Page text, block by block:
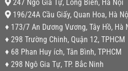
247 Ngô Gia Tự, Long Biên, Hà Nội
196/24A Cầu Giấy, Quan Hoa, Hà
♦ 173/7 An Dương Vương, Tây Hồ, Hà
♦ 298 Trường Chinh, Quận 12, TPHCM
♦ 68 Phan Huy ích, Tân Bình, TPHCM
♦ 298 Ngô Gia Tự, TP. Bắc Ninh